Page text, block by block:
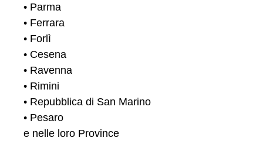
• Parma
• Ferrara
• Forlì
• Cesena
• Ravenna
• Rimini
• Repubblica di San Marino
• Pesaro
e nelle loro Province